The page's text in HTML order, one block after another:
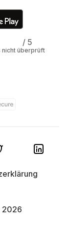
/ 5
nicht überprüft
2026